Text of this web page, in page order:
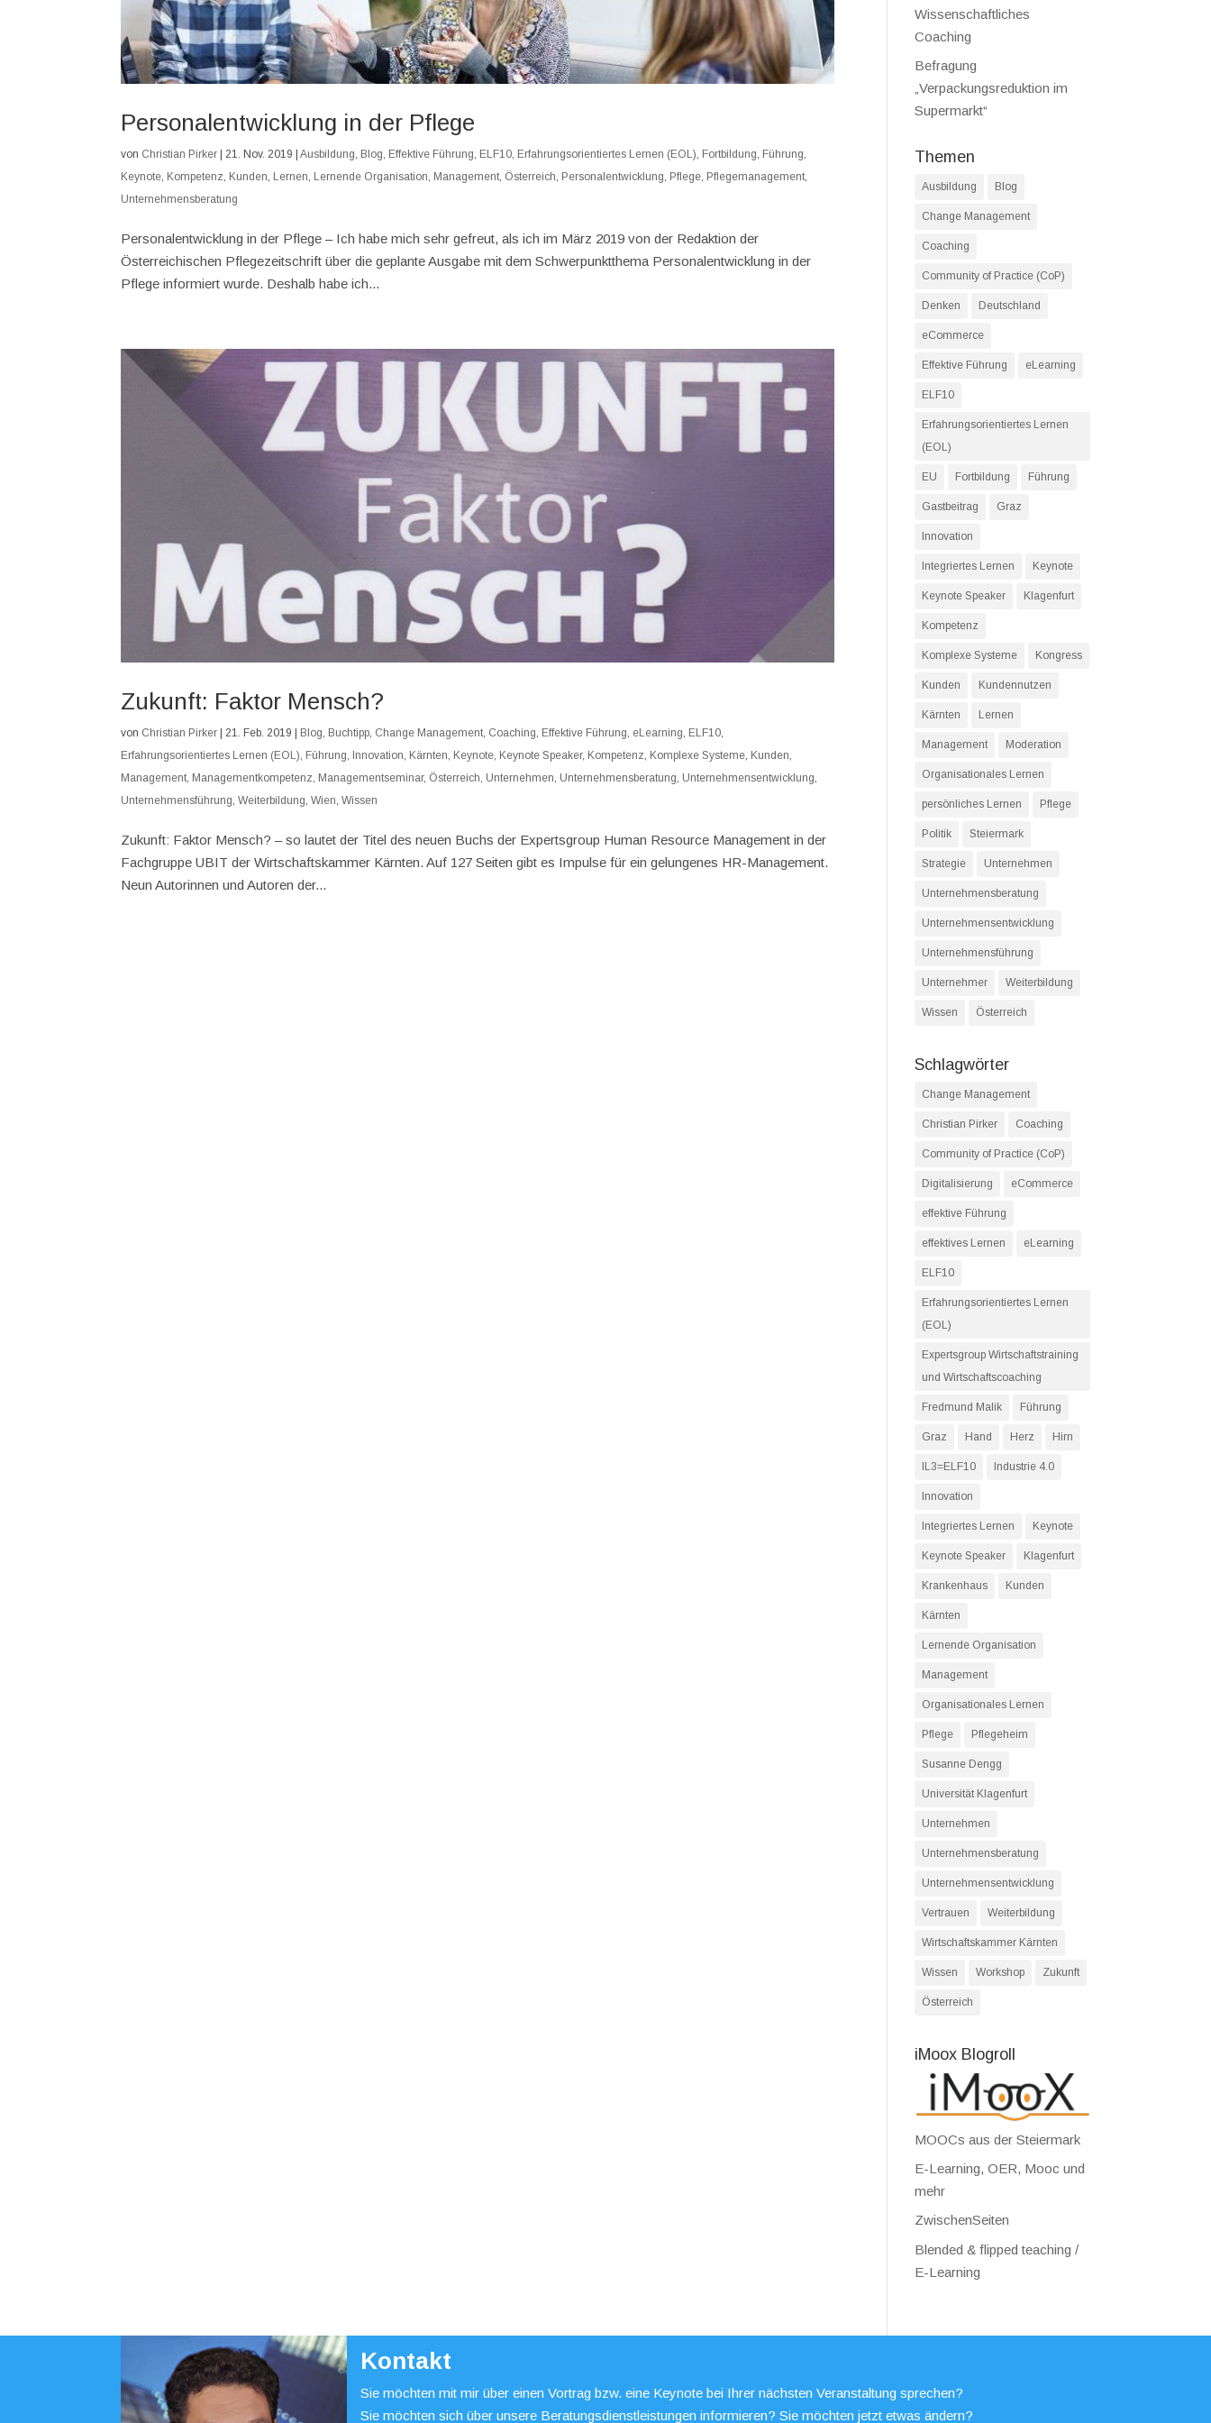
Personalentwicklung in der Pflege
von Christian Pirker | 21. Nov. 2019 |Ausbildung Blog Effektive Führung ELF10 Erfahrungsorientiertes Lernen (EOL) Fortbildung Führung
Keynote Kompetenz Kunden Lernen Lernende Organisation Management Österreich Personalentwicklung Pflege Pflegemanagement
Unternehmensberatung
Personalentwicklung in der Pflege – Ich habe mich sehr gefreut, als ich im März 2019 von der Redaktion der
Österreichischen Pflegezeitschrift über die geplante Ausgabe mit dem Schwerpunktthema Personalentwicklung in der
Pflege informiert wurde. Deshalb habe ich...
Zukunft: Faktor Mensch?
von Christian Pirker 21. Feb. 2019 Blog, Buchtipp, Change Management, Coaching, Effektive Führung, eLearning, ELF10,
Erfahrungsorientiertes Lernen (EOL), Führung, Innovation, Kärnten, Keynote, Keynote Speaker, Kompetenz, Komplexe Systeme, Kunden,
Management, Managementkompetenz, Managementseminar, Österreich, Unternehmen, Unternehmensberatung, Unternehmensentwicklung,
Unternehmensführung,Weiterbildung,Wien,Wissen
Zukunft: Faktor Mensch? – so lautet der Titel des neuen Buchs der Expertsgroup Human Resource Management in der
Fachgruppe UBIT der Wirtschaftskammer Kärnten. Auf 127 Seiten gibt es Impulse für ein gelungenes HR-Management.
Neun Autorinnen und Autoren der...
Wissenschaftliches
Coaching
Befragung
„Verpackungsreduktion im
Supermarkt“
Themen
Ausbildung Blog
Change Management
Coaching
Community of Practice (CoP)
Denken Deutschland
eCommerce
Effektive Führung eLearning
ELF10
Erfahrungsorientiertes Lernen
(EOL)
EU Fortbildung Führung
Gastbeitrag Graz
Innovation
Integriertes Lernen Keynote
Keynote Speaker Klagenfurt
Kompetenz
Komplexe Systeme Kongress
Kunden Kundennutzen
Kärnten Lernen
Management Moderation
Organisationales Lernen
persönliches Lernen Pflege
Politik Steiermark
Strategie Unternehmen
Unternehmensberatung
Unternehmensentwicklung
Unternehmensführung
Unternehmer Weiterbildung
Wissen Österreich
Schlagwörter
Change Management
Christian Pirker Coaching
Community of Practice (CoP)
Digitalisierung eCommerce
effektive Führung
effektives Lernen eLearning
ELF10
Erfahrungsorientiertes Lernen
(EOL)
Expertsgroup Wirtschaftstraining
und Wirtschaftscoaching
Fredmund Malik Führung
Graz Hand Herz Hirn
IL3=ELF10 Industrie 4.0
Innovation
Integriertes Lernen Keynote
Keynote Speaker Klagenfurt
Krankenhaus Kunden
Kärnten
Lernende Organisation
Management
Organisationales Lernen
Pflege Pflegeheim
Susanne Dengg
Universität Klagenfurt
Unternehmen
Unternehmensberatung
Unternehmensentwicklung
Vertrauen Weiterbildung
Wirtschaftskammer Kärnten
Wissen Workshop Zukunft
Österreich
iMoox Blogroll
MOOCs aus der Steiermark
E-Learning, OER, Mooc und
mehr
ZwischenSeiten
Blended & flipped teaching /
E-Learning
Kontakt
Sie möchten mit mir über einen Vortrag bzw. eine Keynote bei Ihrer nächsten Veranstaltung sprechen?
Sie möchten sich über unsere Beratungsdienstleistungen informieren? Sie möchten jetzt etwas ändern?